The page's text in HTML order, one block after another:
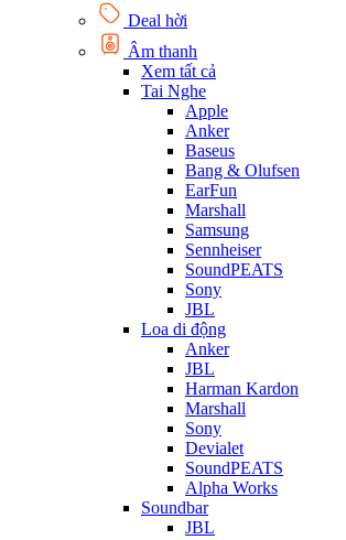
Deal hời
Âm thanh
Xem tất cả
Tai Nghe
Apple
Anker
Baseus
Bang & Olufsen
EarFun
Marshall
Samsung
Sennheiser
SoundPEATS
Sony
JBL
Loa di động
Anker
JBL
Harman Kardon
Marshall
Sony
Devialet
SoundPEATS
Alpha Works
Soundbar
JBL